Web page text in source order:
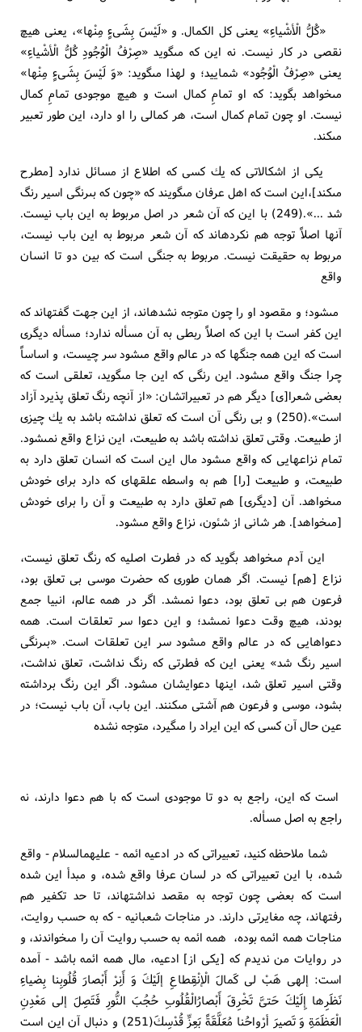
«كُلُّ الْأشْياءِ» يعنى كل الكمال. و «لَيْسَ بِشَى‏ءٍ مِنْها»، يعنى هيچ
نقصى در كار نيست. نه اين كه مى‏گويد «صِرْفُ الْوُجُودِ كُلُّ الْأشْياءِ»
يعنى «صِرْفُ الْوُجُود» شماييد؛ و لهذا مى‏گويد: «وَ لَيْسَ بِشَى‏ءٍ مِنْها»
مى‏خواهد بگويد: كه او تمامِ كمال است و هيچ موجودى تمامِ كمال
نيست. او چون تمام كمال است، هر كمالى را او دارد، اين طور تعبير
مى‏كند.
يكى از اشكالاتى كه يك كسى كه اطلاع از مسائل ندارد [مطرح
مى‏كند]،اين است كه اهل عرفان مى‏گويند كه «چون كه بى‏رنگى اسير رنگ
شد ...».(249) با اين كه آن شعر در اصل مربوط به اين باب نيست.
آنها اصلاً توجه هم نكرده‏اند كه آن شعر مربوط به اين باب نيست،
مربوط به حقيقت نيست. مربوط به جنگى است كه بين دو تا انسان
واقع
مى‏شود؛ و مقصود او را چون متوجه نشده‏اند، از اين جهت گفته‏اند كه
اين كفر است با اين كه اصلاً ربطى به آن مسأله ندارد؛ مسأله ديگرى
است كه اين همه جنگها كه در عالم واقع مى‏شود سر چيست، و اساساً
چرا جنگ واقع مى‏شود. اين رنگى كه اين جا مى‏گويد، تعلقى است كه
بعضى شعرا[ى‏] ديگر هم در تعبيراتشان: «از آنچه رنگ تعلق پذيرد آزاد
است».(250) و بى رنگى آن است كه تعلق نداشته باشد به يك چيزى
از طبيعت. وقتى تعلق نداشته باشد به طبيعت، اين نزاع واقع نمى‏شود.
تمام نزاعهايى كه واقع مى‏شود مال اين است كه انسان تعلق دارد به
طبيعت، و طبيعت [را] هم به واسطه علقه‏اى كه دارد براى خودش
مى‏خواهد. آن [ديگرى‏] هم تعلق دارد به طبيعت و آن را براى خودش
[مى‏خواهد]. هر شانى از شئون، نزاع واقع مى‏شود.
اين آدم مى‏خواهد بگويد كه در فطرت اصليه كه رنگ تعلق نيست،
نزاع [هم‏] نيست. اگر همان طورى كه حضرت موسى بى تعلق بود،
فرعون هم بى تعلق بود، دعوا نمى‏شد. اگر در همه عالم، انبيا جمع
بودند، هيچ وقت دعوا نمى‏شد؛ و اين دعوا سر تعلقات است. همه
دعواهايى كه در عالم واقع مى‏شود سر اين تعلقات است. «بى‏رنگى
اسير رنگ شد» يعنى اين كه فطرتى كه رنگ نداشت، تعلق نداشت،
وقتى اسير تعلق شد، اينها دعوايشان مى‏شود. اگر اين رنگ برداشته
بشود، موسى و فرعون هم آشتى مى‏كنند. اين باب، آن باب نيست؛ در
عين حال آن كسى كه اين ايراد را مى‏گيرد، متوجه نشده‏
است كه اين، راجع به دو تا موجودى است كه با هم دعوا دارند، نه
راجع به اصل مسأله.
شما ملاحظه كنيد، تعبيراتى كه در ادعيه ائمه - عليهم‏السلام - واقع
شده، با اين تعبيراتى كه در لسان عرفا واقع شده، و مبدأ اين شده
است كه بعضى چون توجه به مقصد نداشته‏اند، تا حد تكفير هم
رفته‏اند، چه مغايرتى دارند. در مناجات شعبانيه - كه به حسب روايت،
مناجات همه ائمه بوده، همه ائمه به حسب روايت آن را مى‏خواندند، و
در روايات من نديدم كه [يكى از] ادعيه، مال همه ائمه باشد - آمده
است: إلهى هَبْ لى كَمالَ الْإنْقِطاعِ إلَيْكَ وَ أَنِرْ أَبْصارَ قُلُوبِنا بِضياءِ
نَظَرِها إِلَيْكَ حَتىَّ تَخْرِقَ أَبْصارُالْقُلُوبِ حُجُبَ النُّورِ فَتَصِلَ إلى مَعْدِنِ
الْعَظَمَةِ وَ تَصيرَ أرْواحُنا مُعَلَّقَةً بَعِزِّ قُدْسِكَ(251) و دنبال آن اين است